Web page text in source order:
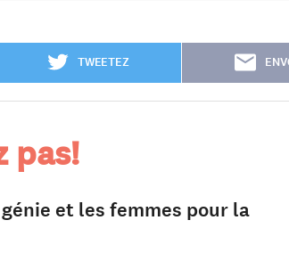
TWEETEZ
pas!
et les femmes pour la